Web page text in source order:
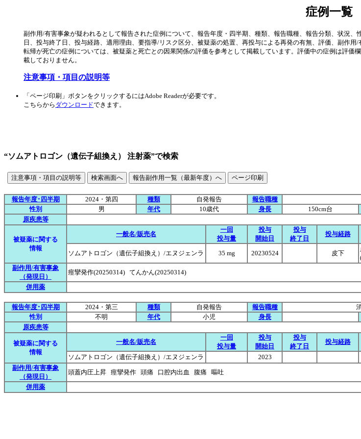
症例一覧
副作用/有害事象が疑われるとして報告された症例について、報告年度・四半期、種類、報告職種、報告分類、状況
日、投与終了日、投与経路、適用理由、要指導/リスク区分、被疑薬の処置、再投与による再発の有無、評価、副作
転帰が死亡の症例については、被疑薬と死亡との因果関係の評価を参考として掲載しています。評価中の症例は評
載しておりません。
注意事項・項目の説明等
「ページ印刷」ボタンをクリックするにはAdobe Readerが必要です。
こちらから ダウンロードできます。
“ソムアトロゴン（遺伝子組換え） 注射薬”で検索
報告年度･四半期 2024・第四 種類 自発報告 報告職種
性別
男 年代 10歳代 身長 150cm台
原疾患等
被疑薬に関する
情報
一般名/販売名
一回
投与量
投与
開始日
投与
終了日
投与経路
ソムアトロゴン（遺伝子組換え）/エヌジェンラ 35 mg 20230524 皮下
副作用/有害事象
（発現日）
痙攣発作(20250314) てんかん(20250314)
併用薬
報告年度･四半期 2024・第三 種類 自発報告 報告職種
性別
不明 年代 小児 身長
原疾患等
被疑薬に関する
情報
一般名/販売名
一回
投与量
投与
開始日
投与
終了日
投与経路
ソムアトロゴン（遺伝子組換え）/エヌジェンラ 2023
副作用/有害事象
（発現日）
頭蓋内圧上昇 痙攣発作 頭痛 口腔内出血 腹痛 嘔吐
併用薬